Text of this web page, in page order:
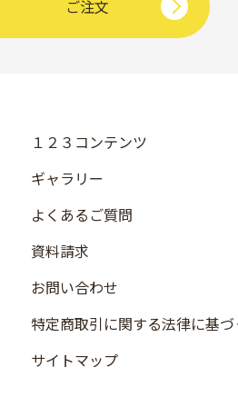
ご注文
１２３コンテンツ
ギャラリー
よくあるご質問
資料請求
お問い合わせ
特定商取引に関する法律に基
サイトマップ